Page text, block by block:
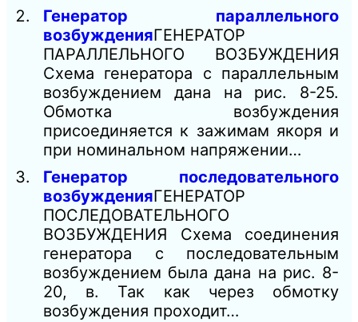
Генератор параллельного
возбужденияГЕНЕРАТОР
ПАРАЛЛЕЛЬНОГО ВОЗБУЖДЕНИЯ
Схема генератора с параллельным
возбуждением дана на рис. 8-25.
Обмотка возбуждения
присоединяется к зажимам якоря и
при номинальном напряжении…
Генератор последовательного
возбужденияГЕНЕРАТОР
ПОСЛЕДОВАТЕЛЬНОГО
ВОЗБУЖДЕНИЯ Схема соединения
генератора с последовательным
возбуждением была дана на рис. 8-
20, в. Так как через обмотку
возбуждения проходит…